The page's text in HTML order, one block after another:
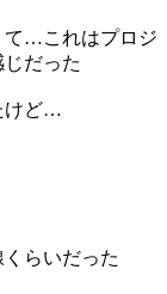
て…これはプロジ
だった
けど…
らいだった